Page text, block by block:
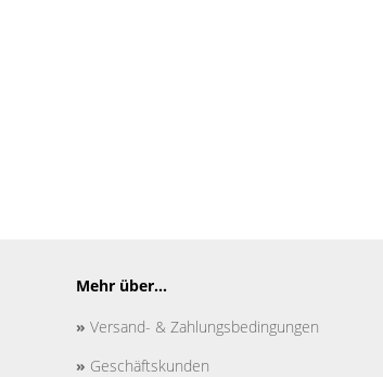
Mehr über...
» Versand- & Zahlungsbedingungen
» Geschäftskunden